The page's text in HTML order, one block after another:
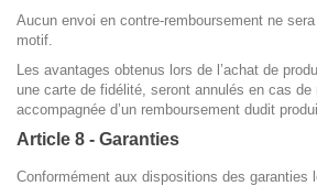
Aucun envoi en contre-remboursement ne
motif.
Les avantages obtenus lors de l’achat de
une carte de fidélité, seront annulés en cas
accompagnée d’un remboursement dudit
Article 8 - Garanties
Conformément aux dispositions des garanties